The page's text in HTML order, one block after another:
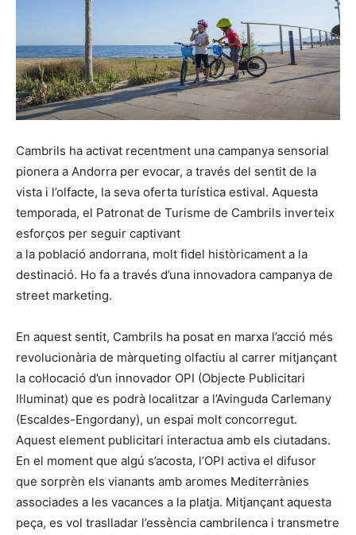
Cambrils ha activat recentment una campanya sensorial
pionera a Andorra per evocar, a través del sentit de la
vista i l’olfacte, la seva oferta turística estival. Aquesta
temporada, el Patronat de Turisme de Cambrils inverteix
esforços per seguir captivant
a la població andorrana, molt fidel històricament a la
destinació. Ho fa a través d’una innovadora campanya de
street marketing.
En aquest sentit, Cambrils ha posat en marxa l’acció més
revolucionària de màrqueting olfactiu al carrer mitjançant
la col·locació d’un innovador OPI (Objecte Publicitari
Il·luminat) que es podrà localitzar a l’Avinguda Carlemany
(Escaldes-Engordany), un espai molt concorregut.
Aquest element publicitari interactua amb els ciutadans.
En el moment que algú s’acosta, l’OPI activa el difusor
que sorprèn els vianants amb aromes Mediterrànies
associades a les vacances a la platja. Mitjançant aquesta
peça, es vol traslladar l’essència cambrilenca i transmetre